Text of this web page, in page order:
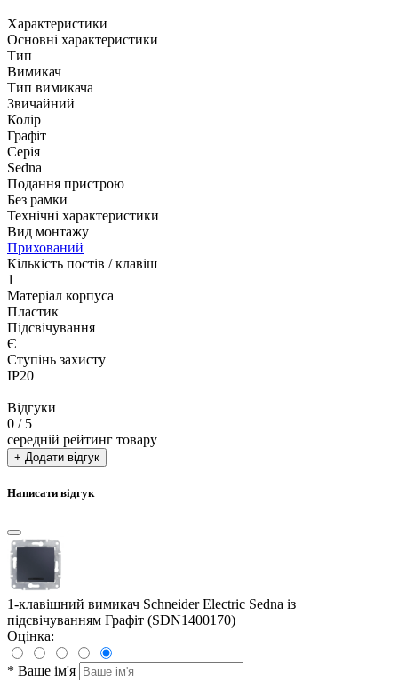
Характеристики
Основні характеристики
Тип
Вимикач
Тип вимикача
Звичайний
Колір
Графіт
Серія
Sedna
Подання пристрою
Без рамки
Технічні характеристики
Вид монтажу
Прихований
Кількість постів / клавіш
1
Матеріал корпуса
Пластик
Підсвічування
Є
Ступінь захисту
IP20
Відгуки
0 / 5
середній рейтинг товару
+ Додати відгук
Написати відгук
1-клавішний вимикач Schneider Electric Sedna із
підсвічуванням Графіт (SDN1400170)
Оцінка:
* Ваше ім'я